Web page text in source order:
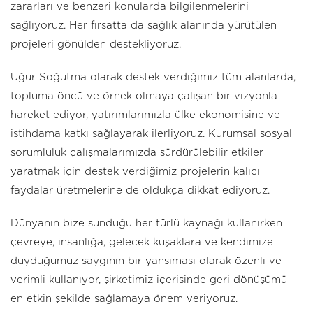
zararları ve benzeri konularda bilgilenmelerini
sağlıyoruz. Her fırsatta da sağlık alanında yürütülen
projeleri gönülden destekliyoruz.
Uğur Soğutma olarak destek verdiğimiz tüm alanlarda,
topluma öncü ve örnek olmaya çalışan bir vizyonla
hareket ediyor, yatırımlarımızla ülke ekonomisine ve
istihdama katkı sağlayarak ilerliyoruz. Kurumsal sosyal
sorumluluk çalışmalarımızda sürdürülebilir etkiler
yaratmak için destek verdiğimiz projelerin kalıcı
faydalar üretmelerine de oldukça dikkat ediyoruz.
Dünyanın bize sunduğu her türlü kaynağı kullanırken
çevreye, insanlığa, gelecek kuşaklara ve kendimize
duyduğumuz saygının bir yansıması olarak özenli ve
verimli kullanıyor, şirketimiz içerisinde geri dönüşümü
en etkin şekilde sağlamaya önem veriyoruz.